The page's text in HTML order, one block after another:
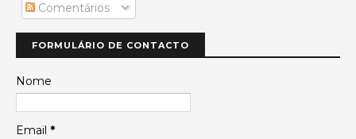
Comentários
FORMULÁRIO DE CONTACTO
Nome
Email *